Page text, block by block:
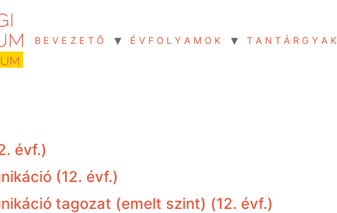
B E V E Z E T Ő É V F O L Y A M O K T A N T Á R G Y A K
évf.)
(12. évf.)
tagozat (emelt szint) (12. évf.)